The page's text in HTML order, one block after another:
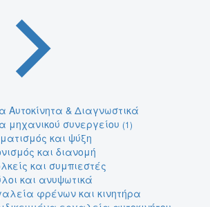
Αυτοκίνητα & Διαγνωστικά
μηχανικού συνεργείου (1)
και ψύξη
και διανομή
και συμπιεστές
και ανυψωτικά
φρένων και κινητήρα